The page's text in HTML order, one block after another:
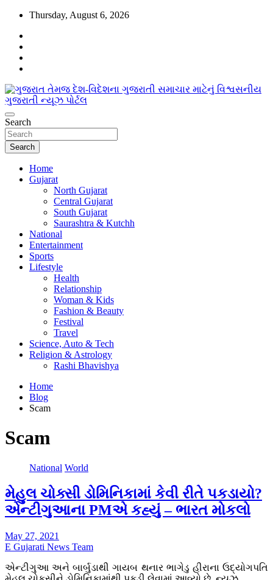
Skip
content
Thursday, August 6, 2026
ગુજરાત તેમજ દેશ-વિદેશના ગુજરાતી સમાચાર
માટેનું વિશ્વસનીય ગુજરાતી ન્યૂઝ પોર્ટલ
www.egujaratinews.com
Search
Search
Home
Gujarat
North Gujarat
Central Gujarat
South Gujarat
Saurashtra & Kutchh
National
Entertainment
Sports
Lifestyle
Health
Relationship
Woman & Kids
Fashion & Beauty
Festival
Travel
Science, Auto & Tech
Religion & Astrology
Rashi Bhavishya
Home
Blog
Scam
Scam
National World
મેહુલ ચોક્સી ડોમિનિકામાં કેવી રીતે પકડાયો?
એન્ટીગુઆના PMએ કહ્યું – ભારત મોકલો
May 27, 2021
E Gujarati News Team
એન્ટીગુઆ અને બાર્બુડાથી ગાયબ થનાર ભાગેડુ હીરાના ઉદ્યોગપતિ